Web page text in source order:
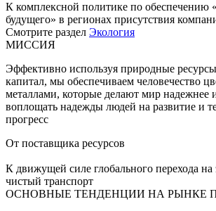
К комплексной политике по обеспечению
будущего» в регионах присутствия
Смотрите раздел Экология
МИССИЯ
Эффективно используя природные
капитал, мы обеспечиваем человечество
металлами, которые делают мир надежнее
воплощать надежды людей на развитие и
прогресс
От поставщика ресурсов
К движущей силе глобального перехода на
чистый транспорт
ОСНОВНЫЕ ТЕНДЕНЦИИ НА РЫНКЕ